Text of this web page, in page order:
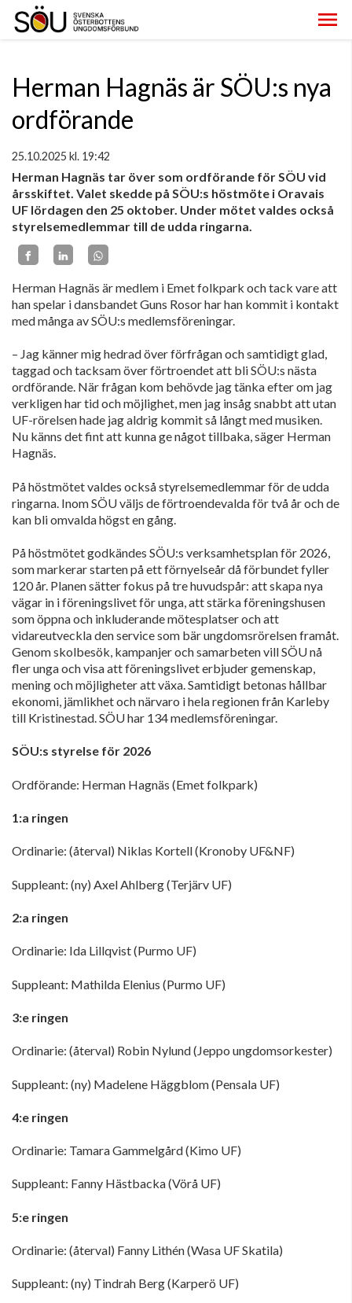
Herman Hagnäs är SÖU:s nya
ordförande
25.10.2025 kl. 19:42
Herman Hagnäs tar över som ordförande för SÖU vid
årsskiftet. Valet skedde på SÖU:s höstmöte i Oravais
UF lördagen den 25 oktober. Under mötet valdes också
styrelsemedlemmar till de udda ringarna.
Herman Hagnäs är medlem i Emet folkpark och tack vare att
han spelar i dansbandet Guns Rosor har han kommit i kontakt
med många av SÖU:s medlemsföreningar.
– Jag känner mig hedrad över förfrågan och samtidigt glad,
taggad och tacksam över förtroendet att bli SÖU:s nästa
ordförande. När frågan kom behövde jag tänka efter om jag
verkligen har tid och möjlighet, men jag insåg snabbt att utan
UF-rörelsen hade jag aldrig kommit så långt med musiken.
Nu känns det fint att kunna ge något tillbaka, säger Herman
Hagnäs.
På höstmötet valdes också styrelsemedlemmar för de udda
ringarna. Inom SÖU väljs de förtroendevalda för två år och de
kan bli omvalda högst en gång.
På höstmötet godkändes SÖU:s verksamhetsplan för 2026,
som markerar starten på ett förnyelseår då förbundet fyller
120 år. Planen sätter fokus på tre huvudspår: att skapa nya
vägar in i föreningslivet för unga, att stärka föreningshusen
som öppna och inkluderande mötesplatser och att
vidareutveckla den service som bär ungdomsrörelsen framåt.
Genom skolbesök, kampanjer och samarbeten vill SÖU nå
fler unga och visa att föreningslivet erbjuder gemenskap,
mening och möjligheter att växa. Samtidigt betonas hållbar
ekonomi, jämlikhet och närvaro i hela regionen från Karleby
till Kristinestad. SÖU har 134 medlemsföreningar.
SÖU:s styrelse för 2026
Ordförande: Herman Hagnäs (Emet folkpark)
1:a ringen
Ordinarie: (återval) Niklas Kortell (Kronoby UF&NF)
Suppleant: (ny) Axel Ahlberg (Terjärv UF)
2:a ringen
Ordinarie: Ida Lillqvist (Purmo UF)
Suppleant: Mathilda Elenius (Purmo UF)
3:e ringen
Ordinarie: (återval) Robin Nylund (Jeppo ungdomsorkester)
Suppleant: (ny) Madelene Häggblom (Pensala UF)
4:e ringen
Ordinarie: Tamara Gammelgård (Kimo UF)
Suppleant: Fanny Hästbacka (Vörå UF)
5:e ringen
Ordinarie: (återval) Fanny Lithén (Wasa UF Skatila)
Suppleant: (ny) Tindrah Berg (Karperö UF)